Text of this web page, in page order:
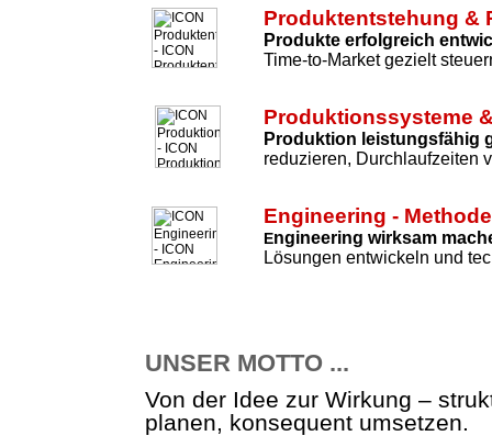
Produktentstehung &
Produkte erfolgreich
Time-to-Market gezielt
Produktionssysteme
Produktion leistungsfähig
reduzieren, Durchlaufzeiten
Engineering -
Engineering wirksam
Lösungen entwickeln und
UNSER MOTTO ...
Von der Idee zur Wirkung –
planen, konsequent umsetzen.